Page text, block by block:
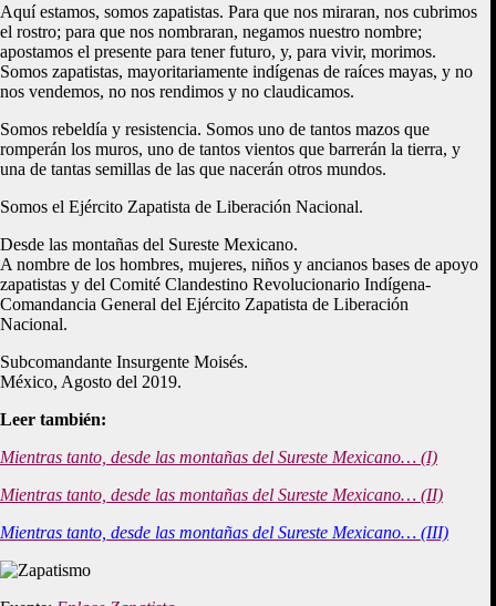
Aquí estamos, somos zapatistas. Para que nos miraran, nos cubrimos
el rostro; para que nos nombraran, negamos nuestro nombre;
apostamos el presente para tener futuro, y, para vivir, morimos.
Somos zapatistas, mayoritariamente indígenas de raíces mayas, y no
nos vendemos, no nos rendimos y no claudicamos.
Somos rebeldía y resistencia. Somos uno de tantos mazos que
romperán los muros, uno de tantos vientos que barrerán la tierra, y
una de tantas semillas de las que nacerán otros mundos.
Somos el Ejército Zapatista de Liberación Nacional.
Desde las montañas del Sureste Mexicano.
A nombre de los hombres, mujeres, niños y ancianos bases de apoyo
zapatistas y del Comité Clandestino Revolucionario Indígena-
Comandancia General del Ejército Zapatista de Liberación
Nacional.
Subcomandante Insurgente Moisés.
México, Agosto del 2019.
Leer también:
Mientras tanto, desde las montañas del Sureste Mexicano… (I)
Mientras tanto, desde las montañas del Sureste Mexicano… (II)
Mientras tanto, desde las montañas del Sureste Mexicano… (III)